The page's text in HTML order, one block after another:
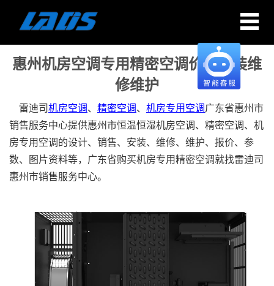
惠州机房空调专用精密空调价格安装维
修维护
雷迪司机房空调 、 精密空调 、 机房专用空调 广东省惠州市
销售服务中心提供惠州市恒温恒湿机房空调、精密空调、机
房专用空调的设计、销售、安装、维修、维护、报价、参
数、图片资料等，广东省购买机房专用精密空调就找雷迪司
惠州市销售服务中心。